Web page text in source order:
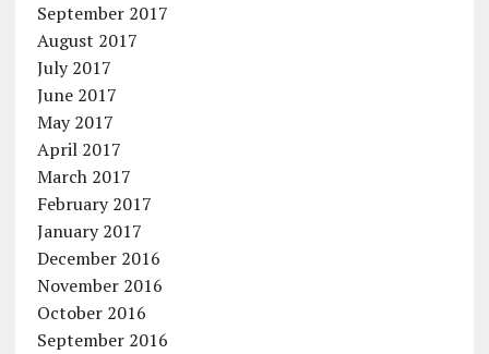
September 2017
August 2017
July 2017
June 2017
May 2017
April 2017
March 2017
February 2017
January 2017
December 2016
November 2016
October 2016
September 2016